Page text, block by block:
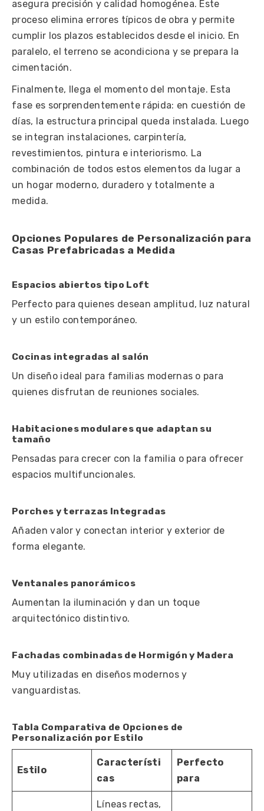
asegura precisión y calidad homogénea. Este
proceso elimina errores típicos de obra y permite
cumplir los plazos establecidos desde el inicio. En
paralelo, el terreno se acondiciona y se prepara la
cimentación.
Finalmente, llega el momento del montaje. Esta
fase es sorprendentemente rápida: en cuestión de
días, la estructura principal queda instalada. Luego
se integran instalaciones, carpintería,
revestimientos, pintura e interiorismo. La
combinación de todos estos elementos da lugar a
un hogar moderno, duradero y totalmente a
medida.
Opciones Populares de Personalización para
Casas Prefabricadas a Medida
Espacios abiertos tipo Loft
Perfecto para quienes desean amplitud, luz natural
y un estilo contemporáneo.
Cocinas integradas al salón
Un diseño ideal para familias modernas o para
quienes disfrutan de reuniones sociales.
Habitaciones modulares que adaptan su
tamaño
Pensadas para crecer con la familia o para ofrecer
espacios multifuncionales.
Porches y terrazas Integradas
Añaden valor y conectan interior y exterior de
forma elegante.
Ventanales panorámicos
Aumentan la iluminación y dan un toque
arquitectónico distintivo.
Fachadas combinadas de Hormigón y Madera
Muy utilizadas en diseños modernos y
vanguardistas.
Tabla Comparativa de Opciones de
Personalización por Estilo
Estilo
Característi
cas
Perfecto
para
Líneas rectas,